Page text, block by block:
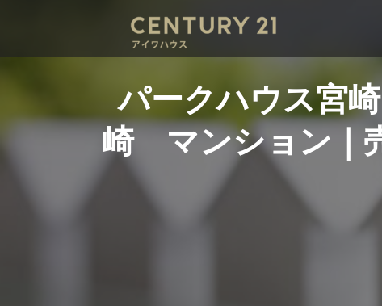
パークハウス宮
崎 マンション｜